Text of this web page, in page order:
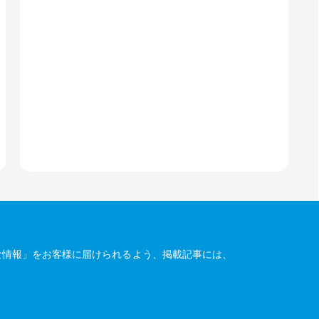
報」をお客様に届けられるよう、掲載記事には、